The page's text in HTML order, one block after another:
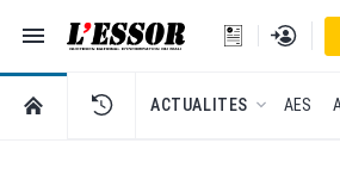
Navigation
L'Essor - retour à la une
Se
RETOUR À LA PAGE D’ACCUEIL DE L'ESSOR
ACTUALITES AES